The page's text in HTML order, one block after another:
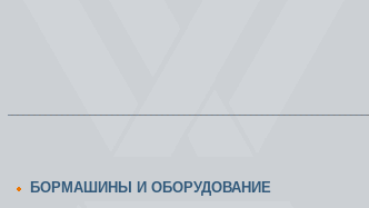
БОРМАШИНЫ И ОБОРУДОВАНИЕ